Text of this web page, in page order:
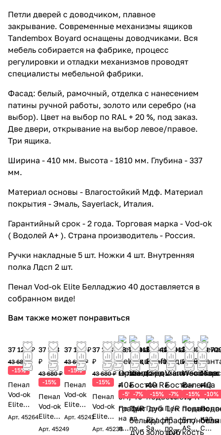
Петли дверей с доводчиком, плавное
закрывание. Современные механизмы ящиков
Tandembox Boyard оснащены доводчиками. Вся
мебель собирается на фабрике, процесс
регулировки и отладки механизмов проводят
специалисты мебельной фабрики.
Фасад: белый, рамочный, отделка с нанесением
патины ручной работы, золото или серебро (на
выбор). Цвет на выбор по RAL + 20 %, под заказ.
Две двери, открывание на выбор левое/правое.
Три ящика.
Ширина - 410 мм. Высота - 1810 мм. Глубина - 337
мм.
Материал основы - Влагостойкий Мдф. Материал
покрытия - Эмаль, Sayerlack, Италия.
Гарантийный срок - 2 года. Торговая марка - Vod-ok
( Водолей А+ ). Страна производитель - Россия.
Ручки накладные 5 шт. Ножки 4 шт. Внутренняя
полка Лдсп 2 шт.
Пенал Vod-ok Elite Белладжио 40 доставляется в
собранном виде!
Вам также может понравиться
37 128 ₽
43 680 ₽
-15%
Пенал
Vod-ok
Elite
Эйфори
Арт. 45264
37 128
₽
43 680 ₽
-15%
Пенал
Vod-ok
Elite
Эйфор
Арт. 45249
37 128 ₽
43 680 ₽
-15%
Пенал
Vod-ok
Elite
Эйфори
Арт. 45241
37 128
₽
43 680 ₽
-15%
Пенал
Vod-ok
Elite
Эйфор
Арт. 45238
18 734
₽
19 720
₽
-5%
Пе
на
л
11 913
₽
12 810
₽
-7%
Пен
ал
подв
11 042
₽
12 990
₽
-15%
Пена
л
Sanfl
11 913
₽
12 810
₽
-7%
Пен
ал
подв
31 875
₽
37 500
₽
-15%
Пена
л
ASB
20
₽
23 010
₽
-10%
Пе
нал
Са